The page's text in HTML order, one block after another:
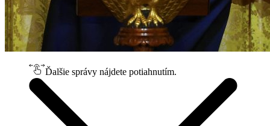
Ďalšie správy nájdete potiahnutím.